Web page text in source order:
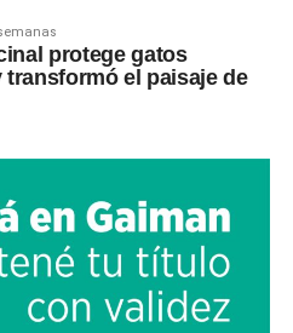
protege gatos
transformó el paisaje de